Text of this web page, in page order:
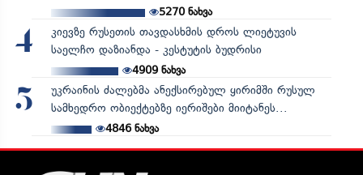
5270ნახვა
4
კიევზე რუსეთის თავდასხმის დროს ლიეტუვის
საელჩო დაზიანდა - კესტუტის ბუდრისი
4909ნახვა
5
უკრაინის ძალებმა ანექსირებულ ყირიმში რუსულ
სამხედრო ობიექტებზე იერიშები მიიტანეს...
4846ნახვა